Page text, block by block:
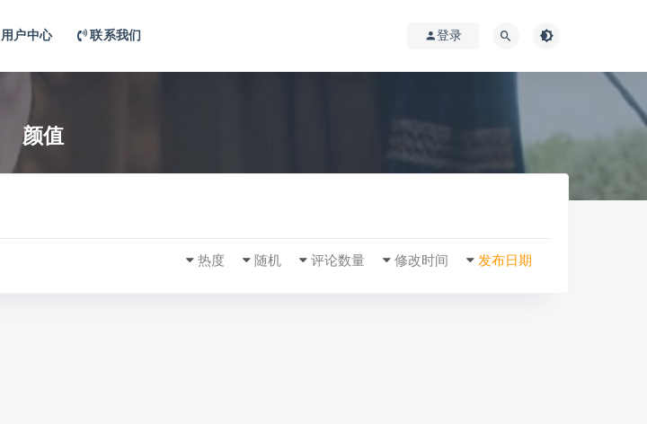
用户中心 联系我们 登录
颜值
发布日期
修改时间
评论数量
随机
热度